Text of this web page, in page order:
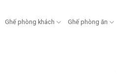
Ghế phòng khách Ghế phòng ăn